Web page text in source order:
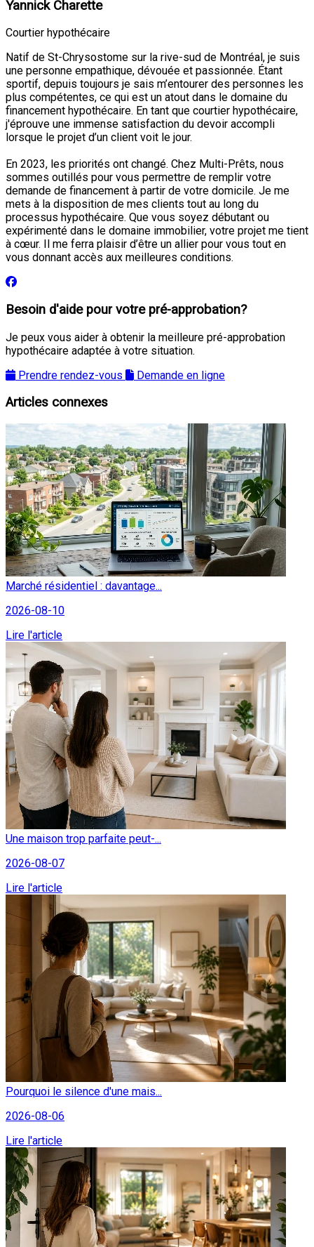
Yannick Charette
Courtier hypothécaire
Natif de St-Chrysostome sur la rive-sud de Montréal, je suis
une personne empathique, dévouée et passionnée. Étant
sportif, depuis toujours je sais m’entourer des personnes les
plus compétentes, ce qui est un atout dans le domaine du
financement hypothécaire. En tant que courtier hypothécaire,
j'éprouve une immense satisfaction du devoir accompli
lorsque le projet d’un client voit le jour.
En 2023, les priorités ont changé. Chez Multi-Prêts, nous
sommes outillés pour vous permettre de remplir votre
demande de financement à partir de votre domicile. Je me
mets à la disposition de mes clients tout au long du
processus hypothécaire. Que vous soyez débutant ou
expérimenté dans le domaine immobilier, votre projet me tient
à cœur. Il me ferra plaisir d’être un allier pour vous tout en
vous donnant accès aux meilleures conditions.
Besoin d'aide pour votre pré-approbation?
Je peux vous aider à obtenir la meilleure pré-approbation
hypothécaire adaptée à votre situation.
Prendre rendez-vous
Demande en ligne
Articles connexes
Marché résidentiel : davantage...
2026-08-10
Lire l'article
Une maison trop parfaite peut-...
2026-08-07
Lire l'article
Pourquoi le silence d'une mais...
2026-08-06
Lire l'article